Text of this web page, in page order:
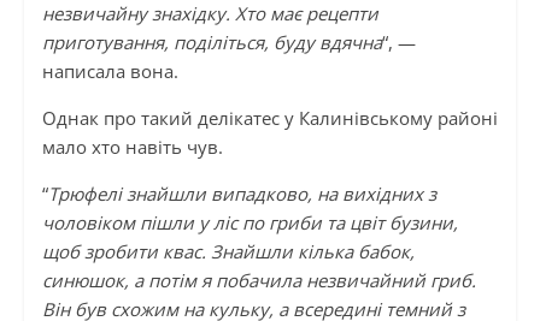
незвичайну знахідку. Хто має рецепти
приготування, поділіться, буду вдячна“, —
написала вона.
Однак про такий делікатес у Калинівському районі
мало хто навіть чув.
“Трюфелі знайшли випадково, на вихідних з
чоловіком пішли у ліс по гриби та цвіт бузини,
щоб зробити квас. Знайшли кілька бабок,
синюшок, а потім я побачила незвичайний гриб.
Він був схожим на кульку, а всередині темний з